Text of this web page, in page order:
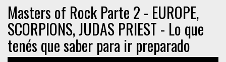
Masters of Rock Parte 2 - EUROPE,
SCORPIONS, JUDAS PRIEST - Lo que
tenés que saber para ir preparado